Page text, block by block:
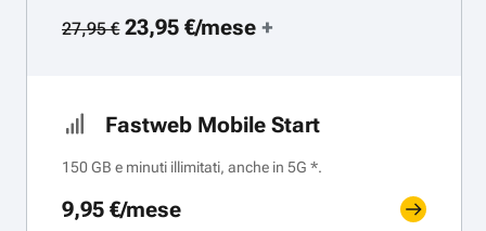
27,95 €23,95 €/mese+
Fastweb Mobile Start
150 GB e minuti illimitati, anche in 5G *.
9,95 €/mese